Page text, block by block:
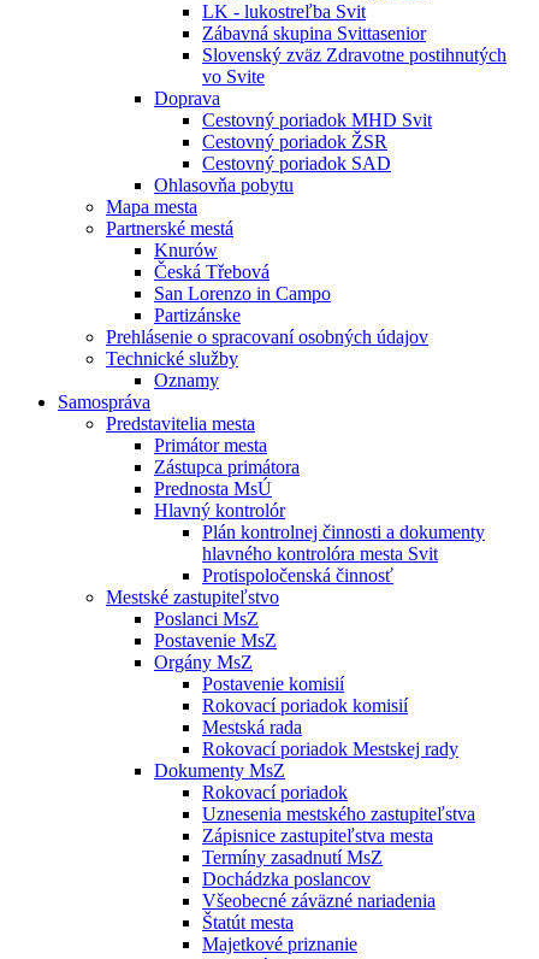
LK - lukostreľba Svit
Zábavná skupina Svittasenior
Slovenský zväz Zdravotne postihnutých
vo Svite
Doprava
Cestovný poriadok MHD Svit
Cestovný poriadok ŽSR
Cestovný poriadok SAD
Ohlasovňa pobytu
Mapa mesta
Partnerské mestá
Knurów
Česká Třebová
San Lorenzo in Campo
Partizánske
Prehlásenie o spracovaní osobných údajov
Technické služby
Oznamy
Samospráva
Predstavitelia mesta
Primátor mesta
Zástupca primátora
Prednosta MsÚ
Hlavný kontrolór
Plán kontrolnej činnosti a dokumenty
hlavného kontrolóra mesta Svit
Protispoločenská činnosť
Mestské zastupiteľstvo
Poslanci MsZ
Postavenie MsZ
Orgány MsZ
Postavenie komisií
Rokovací poriadok komisií
Mestská rada
Rokovací poriadok Mestskej rady
Dokumenty MsZ
Rokovací poriadok
Uznesenia mestského zastupiteľstva
Zápisnice zastupiteľstva mesta
Termíny zasadnutí MsZ
Dochádzka poslancov
Všeobecné záväzné nariadenia
Štatút mesta
Majetkové priznanie